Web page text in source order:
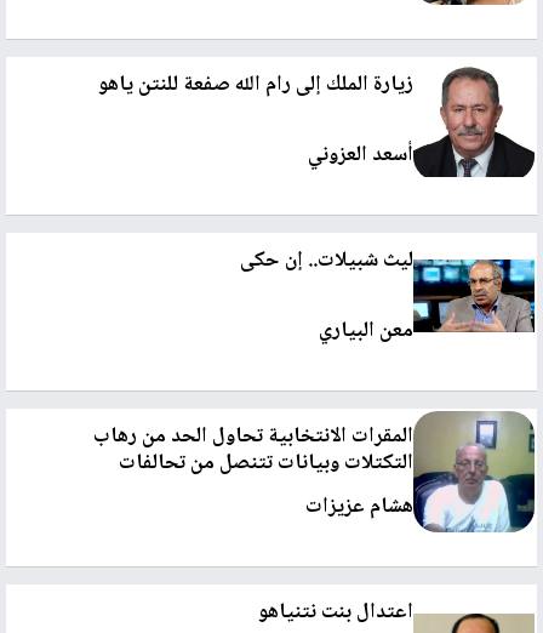
زيارة الملك إلى رام الله صفعة للنتن ياهو
أسعد العزوني
ليث شبيلات.. إن حكى
معن البياري
المقرات الانتخابية تحاول الحد من رهاب
التكتلات وبيانات تتنصل من تحالفات
هشام عزيزات
اعتدال بنت نتنياهو